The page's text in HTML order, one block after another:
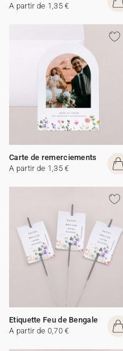
A partir de 1,35 €
Carte de remerciements
A partir de 1,35 €
Etiquette Feu de Bengale
A partir de 0,70 €